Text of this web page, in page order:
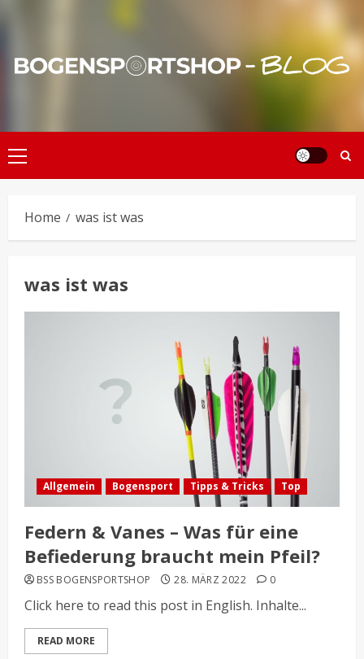
Primary
Menu
Home was ist was
was ist was
Allgemein Bogensport Tipps & Tricks Top
Federn & Vanes – Was für eine
Befiederung braucht mein Pfeil?
BSS BOGENSPORTSHOP 28. MÄRZ 2022 0
Click here to read this post in English. Inhalte...
READ MORE